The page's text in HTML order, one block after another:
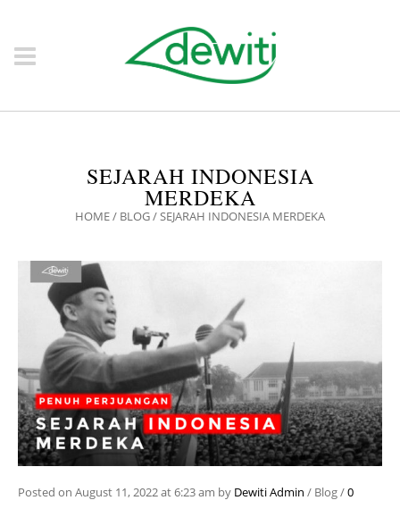
SEJARAH INDONESIA
MERDEKA
HOME/ BLOG/SEJARAH INDONESIA MERDEKA
Posted on August 11, 2022at 6:23 am by Dewiti Admin / Blog/0